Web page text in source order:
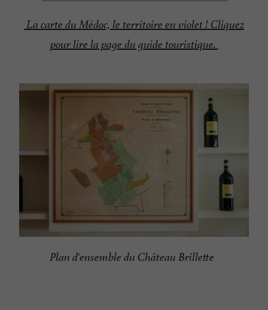
La carte du Médoc, le territoire en violet ! Cliquez
pour lire la page du guide touristique.
Plan d'ensemble du Château Brillette